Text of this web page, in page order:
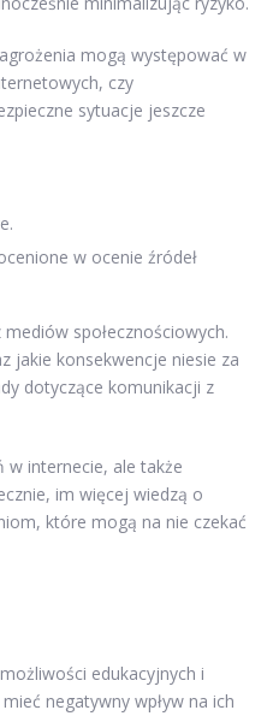
mogą występować w
czy
sytuacje jeszcze
w ocenie źródeł
społecznościowych.
jakie konsekwencje niesie za
dotyczące komunikacji z
internecie, ale także
im więcej wiedzą o
które mogą na nie czekać
edukacyjnych i
negatywny wpływ na ich